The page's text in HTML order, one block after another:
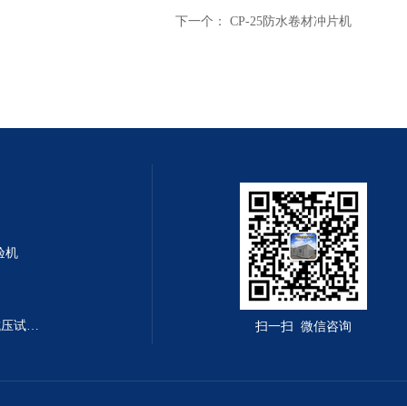
下一个： CP-25防水卷材冲片机
机
DYE-300B型全自动恒应力抗折抗压试验机 扫一扫 微信咨询